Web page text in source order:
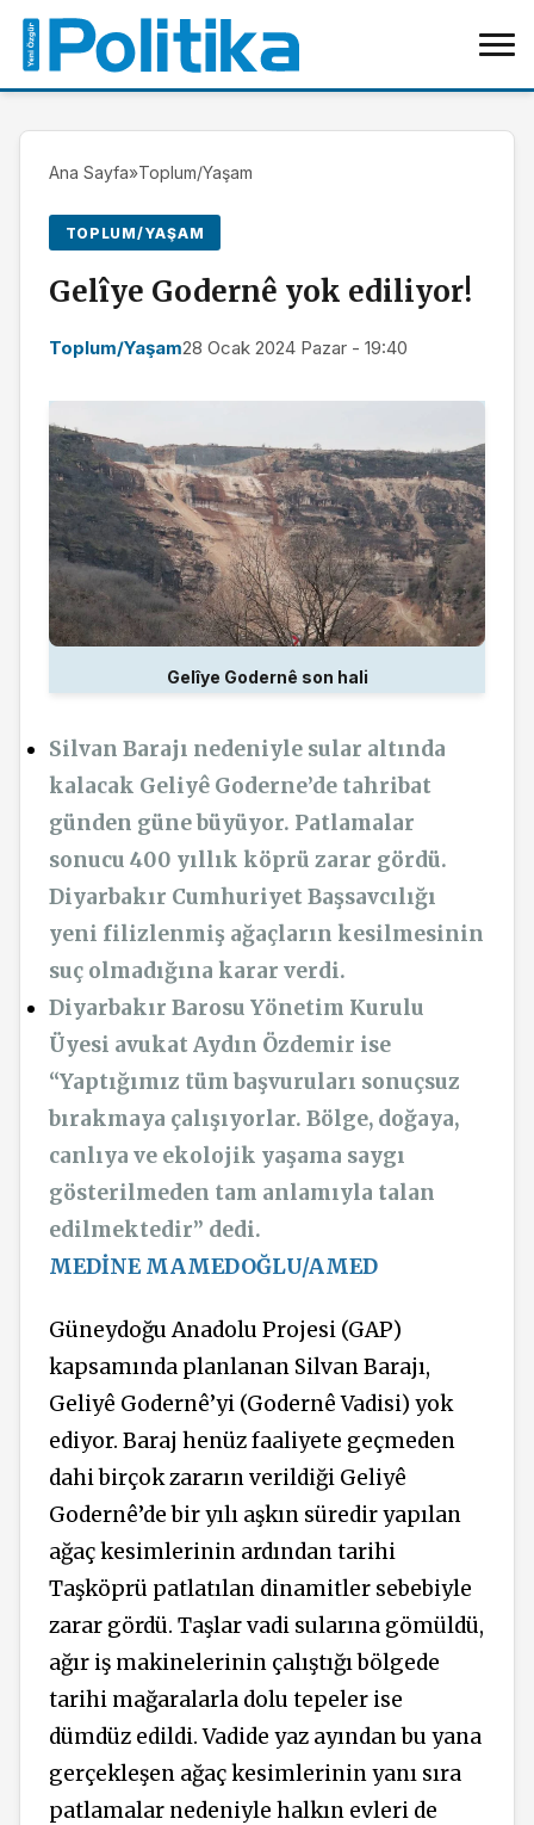
Ana Sayfa»Toplum/Yaşam
TOPLUM/YAŞAM
Gelîye Godernê yok ediliyor!
Toplum/Yaşam28 Ocak 2024 Pazar - 19:40
Gelîye Godernê son hali
Silvan Barajı nedeniyle sular altında
kalacak Geliyê Goderne’de tahribat
günden güne büyüyor. Patlamalar
sonucu 400 yıllık köprü zarar gördü.
Diyarbakır Cumhuriyet Başsavcılığı
yeni filizlenmiş ağaçların kesilmesinin
suç olmadığına karar verdi.
Diyarbakır Barosu Yönetim Kurulu
Üyesi avukat Aydın Özdemir ise
“Yaptığımız tüm başvuruları sonuçsuz
bırakmaya çalışıyorlar. Bölge, doğaya,
canlıya ve ekolojik yaşama saygı
gösterilmeden tam anlamıyla talan
edilmektedir” dedi.
MEDİNE MAMEDOĞLU/AMED
Güneydoğu Anadolu Projesi (GAP)
kapsamında planlanan Silvan Barajı,
Geliyê Godernê’yi (Godernê Vadisi) yok
ediyor. Baraj henüz faaliyete geçmeden
dahi birçok zararın verildiği Geliyê
Godernê’de bir yılı aşkın süredir yapılan
ağaç kesimlerinin ardından tarihi
Taşköprü patlatılan dinamitler sebebiyle
zarar gördü. Taşlar vadi sularına gömüldü,
ağır iş makinelerinin çalıştığı bölgede
tarihi mağaralarla dolu tepeler ise
dümdüz edildi. Vadide yaz ayından bu yana
gerçekleşen ağaç kesimlerinin yanı sıra
patlamalar nedeniyle halkın evleri de